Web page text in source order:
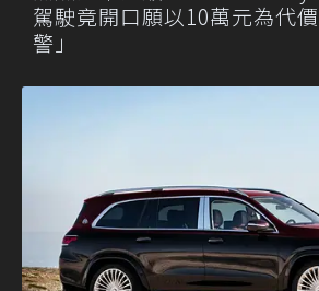
駕駛竟開口願以10萬元為代
警」